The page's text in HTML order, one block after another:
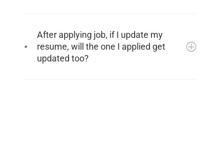
After applying job, if I update my
resume, will the one I applied get
updated too?